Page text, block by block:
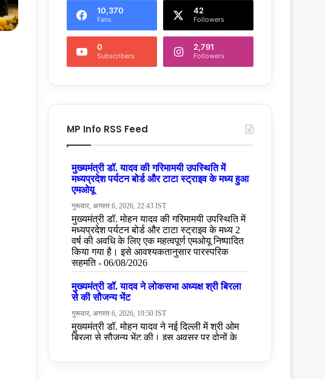
10,370
Fans
42
Followers
0
Subscribers
2,791
Followers
MP Info RSS Feed